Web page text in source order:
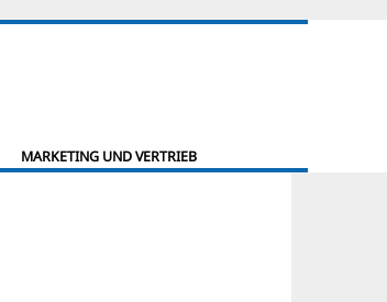
MARKETING UND VERTRIEB